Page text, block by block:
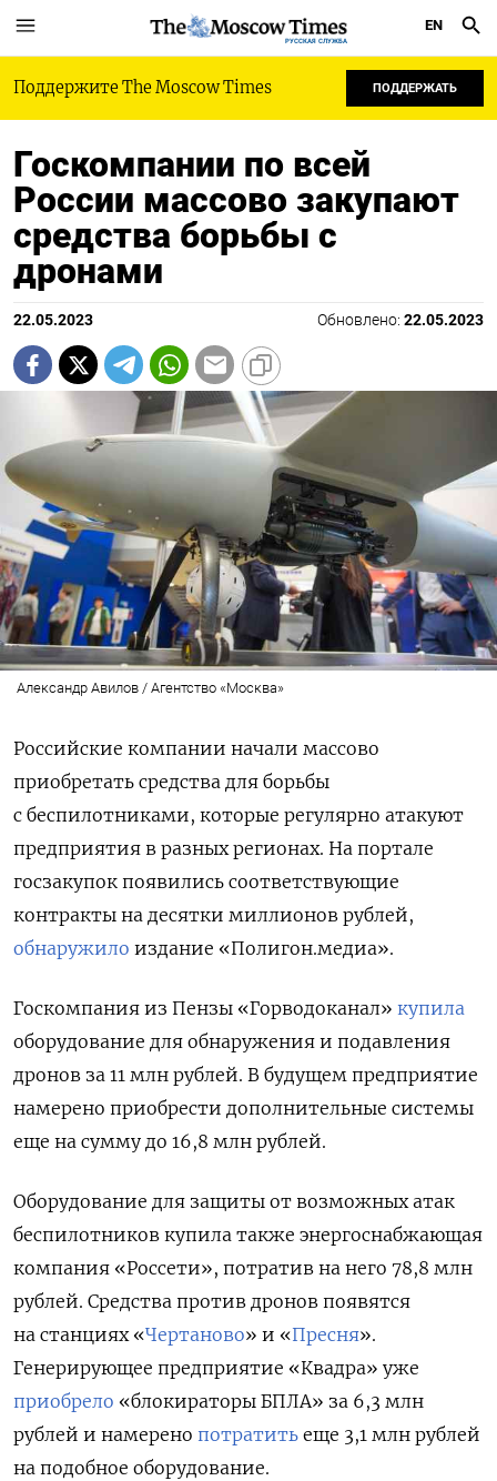
РУССКАЯ СЛУЖБА
EN
Поддержите The Moscow Times ПОДДЕРЖАТЬ
Госкомпании по всей
России массово закупают
средства борьбы с
дронами
22.05.2023 Обновлено: 22.05.2023
Александр Авилов / Агентство «Москва»
Российские компании начали массово
приобретать средства для борьбы
с беспилотниками, которые регулярно атакуют
предприятия в разных регионах. На портале
госзакупок появились соответствующие
контракты на десятки миллионов рублей,
обнаружило издание «Полигон.медиа».
Госкомпания из Пензы «Горводоканал» купила
оборудование для обнаружения и подавления
дронов за 11 млн рублей. В будущем предприятие
намерено приобрести дополнительные системы
еще на сумму до 16,8 млн рублей.
Оборудование для защиты от возможных атак
беспилотников купила также энергоснабжающая
компания «Россети», потратив на него 78,8 млн
рублей. Средства против дронов появятся
на станциях «Чертаново» и «Пресня».
Генерирующее предприятие «Квадра» уже
приобрело «блокираторы БПЛА» за 6,3 млн
рублей и намерено потратить еще 3,1 млн рублей
на подобное оборудование.